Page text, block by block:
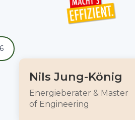
Nils Jung-König
Energieberater & Master
of Engineering